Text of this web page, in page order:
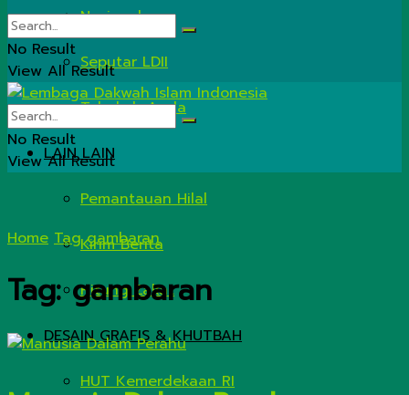
Nasional
Seputar LDII
Tahukah Anda
LAIN LAIN
Pemantauan Hilal
Kirim Berita
Hitung Zakat
DESAIN GRAFIS & KHUTBAH
HUT Kemerdekaan RI
No Result
View All Result
No Result
View All Result
Home Tag gambaran
Tag:gambaran